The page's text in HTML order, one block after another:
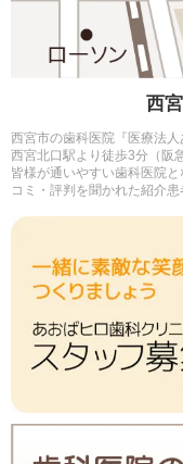
西
西宮市の歯科医院『医療法
西宮北口駅より徒歩3分（阪
皆様が通いやすい歯科医院
コミ・評判を聞かれた紹介